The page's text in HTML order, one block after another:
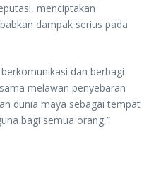
menciptakan
dampak serius pada
dan berbagi
melawan penyebaran
dunia maya sebagai tempat
bagi semua orang,”